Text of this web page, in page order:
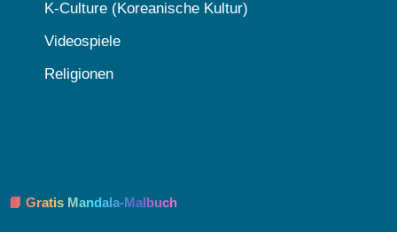
K-Culture (Koreanische Kultur)
Videospiele
Religionen
📘 Gratis Mandala-Malbuch